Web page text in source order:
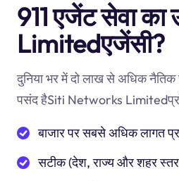
911 एजेंट सेवा
Limitedएजेंसी?
दुनिया भर में दो लाख से अधिक
पसंद हैSiti Networks
बाजार पर सबसे अधिक लागत
सटीक (देश, राज्य और शहर